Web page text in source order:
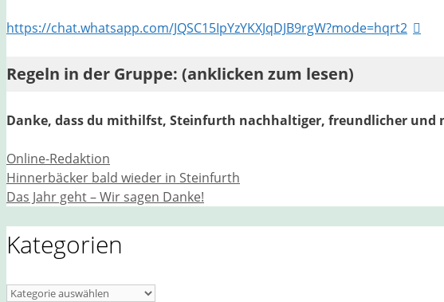
https://chat.whatsapp.com/JQSC15IpYzYKXJqDJB9rgW?mode=hqrt2
Regeln in der Gruppe: (anklicken zum lesen)
Danke, dass du mithilfst, Steinfurth nachhaltiger, freundlicher und
Kategorien
Online-Redaktion
Hinnerbäcker bald wieder in Steinfurth
Das Jahr geht – Wir sagen Danke!
Kategorien
Kategorien